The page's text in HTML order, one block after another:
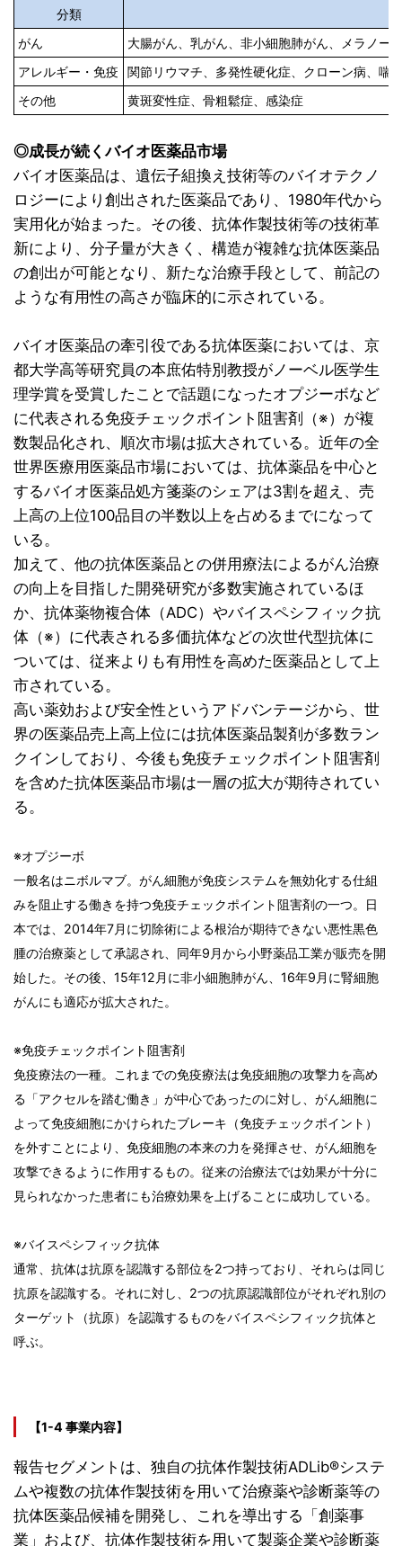
分類
がん
大腸がん、乳がん、非小細胞肺がん、メラノー
アレルギー・免疫
関節リウマチ、多発性硬化症、クローン病、喘
その他
黄斑変性症、骨粗鬆症、感染症
◎成長が続くバイオ医薬品市場
バイオ医薬品は、遺伝子組換え技術等のバイオテクノ
ロジーにより創出された医薬品であり、1980年代から
実用化が始まった。その後、抗体作製技術等の技術革
新により、分子量が大きく、構造が複雑な抗体医薬品
の創出が可能となり、新たな治療手段として、前記の
ような有用性の高さが臨床的に示されている。
バイオ医薬品の牽引役である抗体医薬においては、京
都大学高等研究員の本庶佑特別教授がノーベル医学生
理学賞を受賞したことで話題になったオプジーボなど
に代表される免疫チェックポイント阻害剤（※）が複
数製品化され、順次市場は拡大されている。近年の全
世界医療用医薬品市場においては、抗体薬品を中心と
するバイオ医薬品処方箋薬のシェアは3割を超え、売
上高の上位100品目の半数以上を占めるまでになって
いる。
加えて、他の抗体医薬品との併用療法によるがん治療
の向上を目指した開発研究が多数実施されているほ
か、抗体薬物複合体（ADC）やバイスペシフィック抗
体（※）に代表される多価抗体などの次世代型抗体に
ついては、従来よりも有用性を高めた医薬品として上
市されている。
高い薬効および安全性というアドバンテージから、世
界の医薬品売上高上位には抗体医薬品製剤が多数ラン
クインしており、今後も免疫チェックポイント阻害剤
を含めた抗体医薬品市場は一層の拡大が期待されてい
る。
※オプジーボ
一般名はニボルマブ。がん細胞が免疫システムを無効化する仕組
みを阻止する働きを持つ免疫チェックポイント阻害剤の一つ。日
本では、2014年7月に切除術による根治が期待できない悪性黒色
腫の治療薬として承認され、同年9月から小野薬品工業が販売を開
始した。その後、15年12月に非小細胞肺がん、16年9月に腎細胞
がんにも適応が拡大された。
※免疫チェックポイント阻害剤
免疫療法の一種。これまでの免疫療法は免疫細胞の攻撃力を高め
る「アクセルを踏む働き」が中心であったのに対し、がん細胞に
よって免疫細胞にかけられたブレーキ（免疫チェックポイント）
を外すことにより、免疫細胞の本来の力を発揮させ、がん細胞を
攻撃できるように作用するもの。従来の治療法では効果が十分に
見られなかった患者にも治療効果を上げることに成功している。
※バイスペシフィック抗体
通常、抗体は抗原を認識する部位を2つ持っており、それらは同じ
抗原を認識する。それに対し、2つの抗原認識部位がそれぞれ別の
ターゲット（抗原）を認識するものをバイスペシフィック抗体と
呼ぶ。
【1-4 事業内容】
報告セグメントは、独自の抗体作製技術ADLib®システ
ムや複数の抗体作製技術を用いて治療薬や診断薬等の
抗体医薬品候補を開発し、これを導出する「創薬事
業」および、抗体作製技術を用いて製薬企業や診断薬